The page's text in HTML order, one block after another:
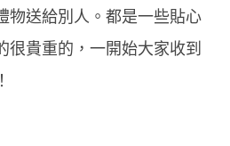
物送給別人。都是一些貼心
很貴重的，一開始大家收到